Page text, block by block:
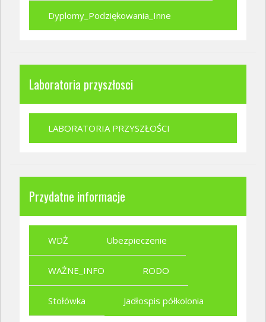
Dyplomy_Podziękowania_Inne
Laboratoria przyszłosci
LABORATORIA PRZYSZŁOŚCI
Przydatne informacje
WDŻ Ubezpieczenie
WAŻNE_INFO RODO
Stołówka Jadłospis półkolonia